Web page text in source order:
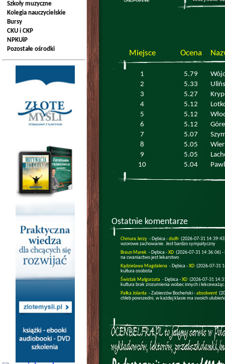
Miejsce Ocena
1 5.79
2
5.33
3
5.27
4
5.12
5
5.12
6
5.12
7
5.07
8
5.05
9
5.05
10
5.04
Ostatnie komentarze
Chmura Jerzy - Dębica -dsdfr (2026-07-31
wzorowe zachowanie. Jest bardzo sympatyczny
Braun Marek - Dębica -XD (2026-07-31 14:36:06) -
na cwaniactwo jest lekarstwo
Kądzielawa Magdalena - Dębica -XD (2026-07-31
kultura osobista
Świstak Małgorzata - Dębica -XD (2026-07-31
kultura brak zrozumienia wobec innych i
Pałka Jolanta - Zabierzów Bocheński -absolwent
chleb powszedni, w każdej klasie ma swoich
Szkoły muzyczne
Kolegia nauczycielskie
Bursy
CKU i CKP
NPKUiP
Pozostałe ośrodki